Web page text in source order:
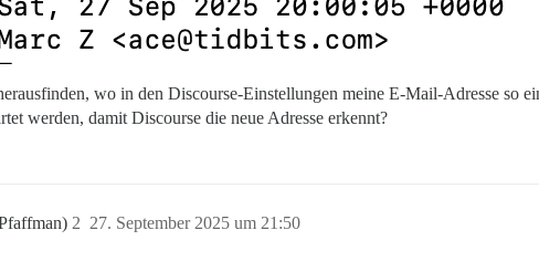
wo in den Discourse-Einstellungen meine E-Mail-Adresse so
werden, damit Discourse die neue Adresse erkennt?
27. September 2025 um 21:50
2